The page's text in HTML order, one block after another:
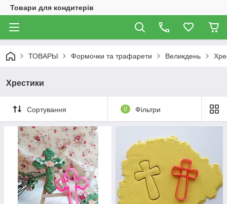
Товари для кондитерів
ТОВАРЫ Формочки та трафарети Великдень
Хрестики
Сортування 0 Фільтри